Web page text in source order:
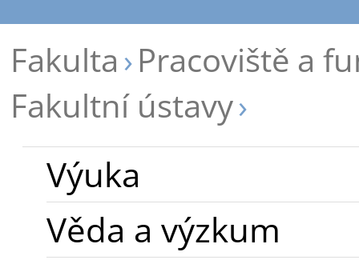
Fakulta Pracoviště a
Fakultní ústavy
Výuka
Věda a výzkum